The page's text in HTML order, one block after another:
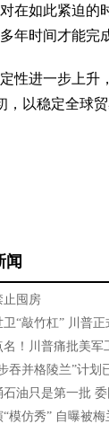
在如此紧迫的
年时间才能完
性进一步上升
，以稳定全球贸
闻
止囤房
卫“敲竹杠” 川普
名！川普痛批美军
吞并格陵兰”计划
石油只是第一批
“模仿秀” 自曝被